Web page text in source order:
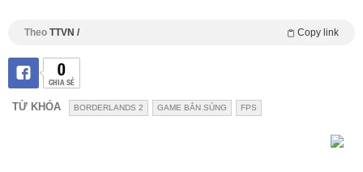
Theo TTVN / Copy link
0
CHIA SẺ
TỪ KHÓA BORDERLANDS 2 GAME BẮN SÚNG FPS